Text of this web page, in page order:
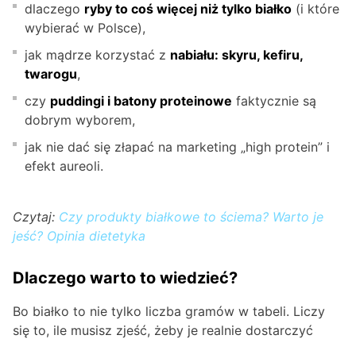
dlaczego ryby to coś więcej niż tylko białko (i które
wybierać w Polsce),
jak mądrze korzystać z nabiału: skyru, kefiru,
twarogu,
czy puddingi i batony proteinowe faktycznie są
dobrym wyborem,
jak nie dać się złapać na marketing „high protein” i
efekt aureoli.
Czytaj: Czy produkty białkowe to ściema? Warto je
jeść? Opinia dietetyka
Dlaczego warto to wiedzieć?
Bo białko to nie tylko liczba gramów w tabeli. Liczy
się to, ile musisz zjeść, żeby je realnie dostarczyć